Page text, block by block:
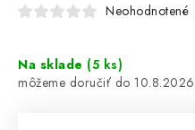
Neohodnotené
Na sklade (5 ks)
10.8.2026